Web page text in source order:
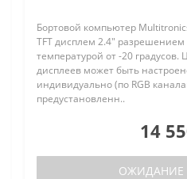
Бортовой компьютер
TFT дисплем 2.4" разрешением
температурой от -20
дисплеев может быть
индивидуально (по RGB
предустановленн..
14
ОЖИДАНИЕ